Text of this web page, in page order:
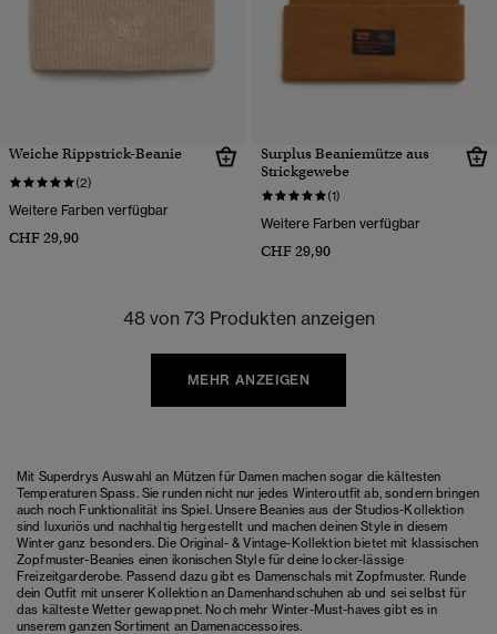
Weiche Rippstrick-Beanie
(2)
Weitere Farben verfügbar
CHF 29,90
Surplus Beaniemütze aus
Strickgewebe
(1)
Weitere Farben verfügbar
CHF 29,90
48 von 73 Produkten anzeigen
MEHR ANZEIGEN
Mit Superdrys Auswahl an Mützen für Damen machen sogar die kältesten
Temperaturen Spass. Sie runden nicht nur jedes Winteroutfit ab, sondern bringen
auch noch Funktionalität ins Spiel. Unsere Beanies aus der Studios-Kollektion
sind luxuriös und nachhaltig hergestellt und machen deinen Style in diesem
Winter ganz besonders. Die Original- & Vintage-Kollektion bietet mit klassischen
Zopfmuster-Beanies einen ikonischen Style für deine locker-lässige
Freizeitgarderobe. Passend dazu gibt es Damenschals mit Zopfmuster. Runde
dein Outfit mit unserer Kollektion an Damenhandschuhen ab und sei selbst für
das kälteste Wetter gewappnet. Noch mehr Winter-Must-haves gibt es in
unserem ganzen Sortiment an Damenaccessoires